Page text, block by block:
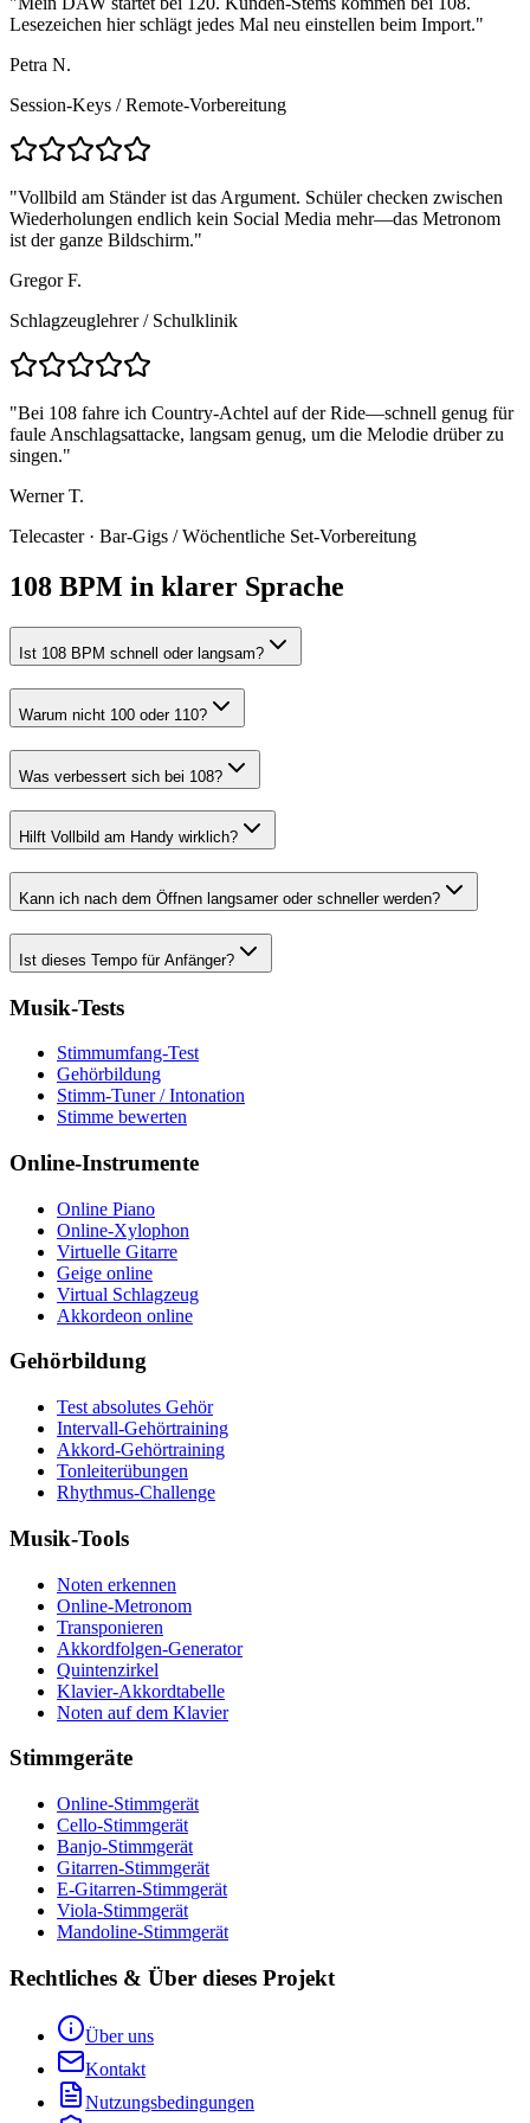
Lesezeichen hier schlägt jedes Mal neu einstellen beim Import."
Petra N.
Session-Keys /Remote-Vorbereitung
"Vollbild am Ständer ist das Argument. Schüler checken zwischen
Wiederholungen endlich kein Social Media mehr—das Metronom
ist der ganze Bildschirm."
Gregor F.
Schlagzeuglehrer/ Schulklinik
"Bei 108 fahre ich Country-Achtel auf der Ride—schnell genug für
faule Anschlagsattacke, langsam genug, um die Melodie drüber zu
singen."
Werner T.
Telecaster · Bar-Gigs /Wöchentliche Set-Vorbereitung
108 BPM in klarer Sprache
Ist 108 BPM schnell oder langsam?
Warum nicht 100 oder 110?
Was verbessert sich bei 108?
Hilft Vollbild am Handy wirklich?
Kann ich nach dem Öffnen langsamer oder schneller werden?
Ist dieses Tempo für Anfänger?
Musik-Tests
Stimmumfang-Test
Gehörbildung
Stimm-Tuner / Intonation
Stimme bewerten
Online-Instrumente
Online Piano
Online-Xylophon
Virtuelle Gitarre
Geige online
Virtual Schlagzeug
Akkordeon online
Gehörbildung
Test absolutes Gehör
Intervall-Gehörtraining
Akkord-Gehörtraining
Tonleiterübungen
Rhythmus-Challenge
Musik-Tools
Noten erkennen
Online-Metronom
Transponieren
Akkordfolgen-Generator
Quintenzirkel
Klavier-Akkordtabelle
Noten auf dem Klavier
Stimmgeräte
Online-Stimmgerät
Cello-Stimmgerät
Banjo-Stimmgerät
Gitarren-Stimmgerät
E-Gitarren-Stimmgerät
Viola-Stimmgerät
Mandoline-Stimmgerät
Rechtliches & Über dieses Projekt
Über uns
Kontakt
Nutzungsbedingungen